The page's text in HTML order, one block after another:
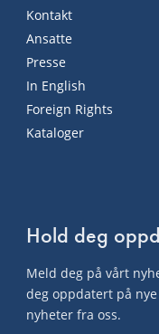
Kontakt
Ansatte
Presse
In English
Foreign Rights
Kataloger
Hold deg
Meld deg på vårt
deg oppdatert på
nyheter fra oss.